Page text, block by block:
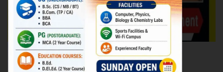
विदेश
उत्तर प्रदेश